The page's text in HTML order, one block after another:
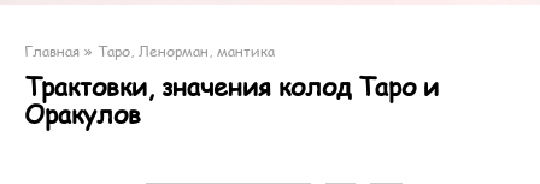
Главная » Таро, Ленорман, мантика
Трактовки, значения колод Таро и
Оракулов